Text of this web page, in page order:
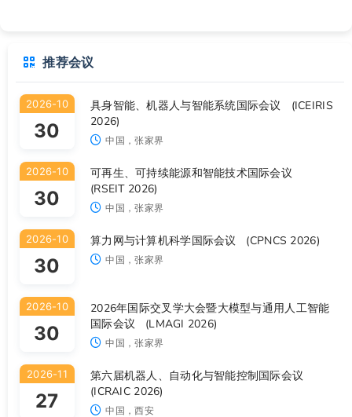
推荐会议
2026-10
30
具身智能、机器人与智能系统国际会议 (ICEIRIS
2026)
中国，张家界
2026-10
30
可再生、可持续能源和智能技术国际会议
(RSEIT 2026)
中国，张家界
2026-10
30
算力网与计算机科学国际会议 (CPNCS 2026)
中国，张家界
2026-10
30
2026年国际交叉学大会暨大模型与通用人工智能
国际会议 (LMAGI 2026)
中国，张家界
2026-11
27
第六届机器人、自动化与智能控制国际会议
(ICRAIC 2026)
中国，西安